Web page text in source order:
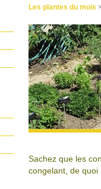
Les plantes du mois
Sachez que les
congelant, de quoi